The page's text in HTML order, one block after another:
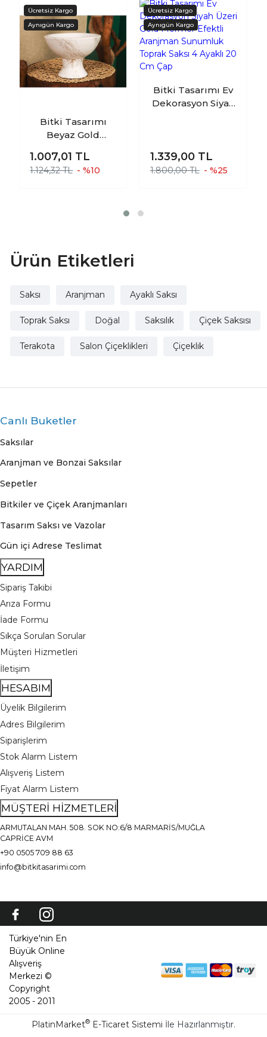
Bitki Tasarımı
Beyaz Gold
Kendinden Ayaklı
Aranjmanlık
1.007,01 TL
1.124,32 TL - %10
Bitki Tasarımı Ev
Dekorasyon Siyah
Sunumluk Toprak
Saksı 4 Ayaklı 20
1.339,00 TL
1.800,00 TL - %25
Ürün Etiketleri
Saksı Aranjman Ayaklı Saksı
Toprak Saksı Doğal Saksılık Çiçek Saksısı
Terakota Salon Çiçeklikleri Çiçeklik
Canlı Buketler
Saksılar
Aranjman ve Bonzai Saksılar
Sepetler
Bitkiler ve Çiçek Aranjmanları
Tasarım Saksı ve Vazolar
Gün içi Adrese Teslimat
YARDIM
Sipariş Takibi
Arıza Formu
İade Formu
Sıkça Sorulan Sorular
Müşteri Hizmetleri
İletişim
HESABIM
Üyelik Bilgilerim
Adres Bilgilerim
Siparişlerim
Stok Alarm Listem
Alışveriş Listem
Fiyat Alarm Listem
MÜŞTERİ HİZMETLERİ
ARMUTALAN MAH. 508. SOK NO:6/8 MARMARİS/MUĞLA
CAPRİCE AVM
+90 0505 709 88 63
info@bitkitasarimi.com
Türkiye'nin En
Büyük Online
Alışveriş
Merkezi ©
Copyright
2005 - 2011
PlatinMarket® E-Ticaret Sistemi İle Hazırlanmıştır.